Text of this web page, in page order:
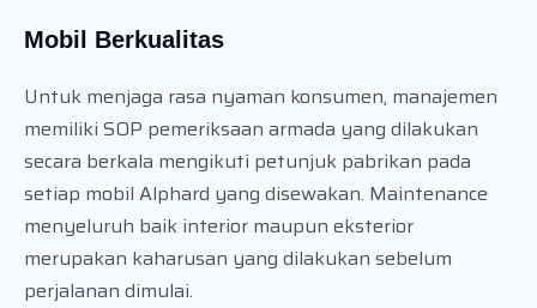
Mobil Berkualitas
Untuk menjaga rasa nyaman konsumen, manajemen
memiliki SOP pemeriksaan armada yang dilakukan
secara berkala mengikuti petunjuk pabrikan pada
setiap mobil Alphard yang disewakan. Maintenance
menyeluruh baik interior maupun eksterior
merupakan kaharusan yang dilakukan sebelum
perjalanan dimulai.